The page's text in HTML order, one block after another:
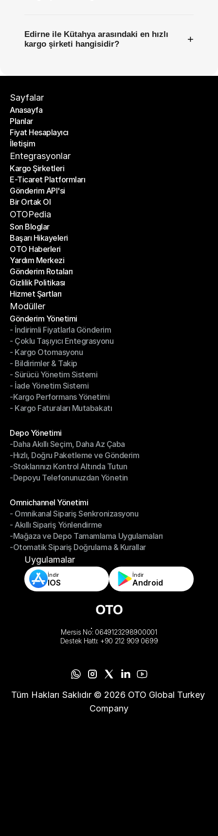
Edirne ile Kütahya arasındaki en hızlı
kargo şirketi hangisidir?
+
Sayfalar
Anasayfa
Anasayfa
Planlar
Planlar
Fiyat Hesaplayıcı
Fiyat Hesaplayıcı
İletişim
İletişim
Entegrasyonlar
Kargo Şirketleri
Kargo Şirketleri
E-Ticaret Platformları
E-Ticaret Platformları
Gönderim API'si
Gönderim API'si
Bir Ortak Ol
Bir Ortak Ol
OTOPedia
Son Bloglar
Son Bloglar
Başarı Hikayeleri
Başarı Hikayeleri
OTO Haberleri
OTO Haberleri
Yardım Merkezi
Yardım Merkezi
Gönderim Rotaları
Gönderim Rotaları
Gizlilik Politikası
Gizlilik Politikası
Hizmet Şartları
Hizmet Şartları
Modüller
Gönderim Yönetimi
Gönderim Yönetimi
- İndirimli Fiyatlarla Gönderim
- İndirimli Fiyatlarla Gönderim
- Çoklu Taşıyıcı Entegrasyonu
- Çoklu Taşıyıcı Entegrasyonu
- Kargo Otomasyonu
- Kargo Otomasyonu
- Bildirimler & Takip
- Bildirimler & Takip
- Sürücü Yönetim Sistemi
- Sürücü Yönetim Sistemi
- İade Yönetim Sistemi
- İade Yönetim Sistemi
-Kargo Performans Yönetimi
-Kargo Performans Yönetimi
- Kargo Faturaları Mutabakatı
Depo Yönetimi
Depo Yönetimi
-Daha Akıllı Seçim, Daha Az Çaba
-Daha Akıllı Seçim, Daha Az Çaba
-Hızlı, Doğru Paketleme ve Gönderim
-Hızlı, Doğru Paketleme ve Gönderim
-Stoklarınızı Kontrol Altında Tutun
-Stoklarınızı Kontrol Altında Tutun
-Depoyu Telefonunuzdan Yönetin
Omnichannel Yönetimi
Omnichannel Yönetimi
- Omnikanal Sipariş Senkronizasyonu
- Omnikanal Sipariş Senkronizasyonu
- Akıllı Sipariş Yönlendirme
- Akıllı Sipariş Yönlendirme
-Mağaza ve Depo Tamamlama Uygulamaları
-Mağaza ve Depo Tamamlama Uygulamaları
-Otomatik Sipariş Doğrulama & Kurallar
-Otomatik Sipariş Doğrulama & Kurallar
Uygulamalar
İndir
IOS
İndir
Android
Mersis No: 0649123298900001
Destek Hattı: +90 212 909 0699
Tüm Hakları Saklıdır © 2026 OTO Global Turkey
Company